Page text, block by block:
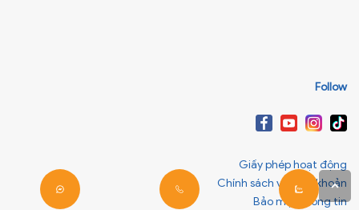
Follow
Giấy phép hoạt động
Chính sách và điều khoản
Bảo mật thông tin